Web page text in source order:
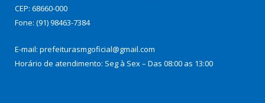
CEP: 68660-000
Fone: (91) 98463-7384
E-mail: prefeiturasmgoficial@gmail.com
Horário de atendimento: Seg à Sex – Das 08:00 as 13:00